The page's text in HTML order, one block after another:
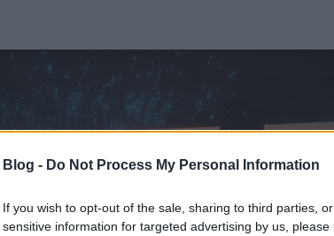
Blog - Do Not Process My Personal Information
If you wish to opt-out of the sale, sharing to third parties,
sensitive information for targeted advertising by us,